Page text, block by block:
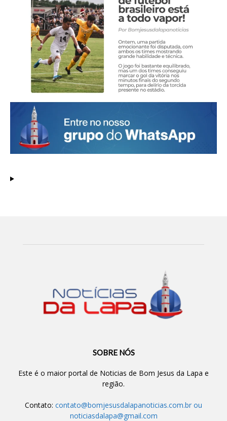
SOBRE NÓS
Este é o maior portal de Noticias de Bom Jesus da Lapa e
região.
Contato: contato@bomjesusdalapanoticias.com.br ou
noticiasdalapa@gmail.com